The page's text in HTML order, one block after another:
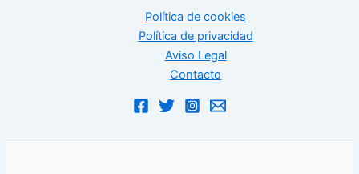
Política de cookies
Política de privacidad
Aviso Legal
Contacto